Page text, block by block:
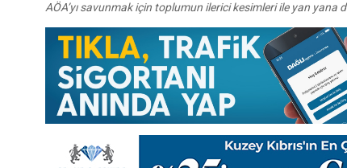
AÖA’yı savunmak için toplumun ilerici kesimleri ile yan yana